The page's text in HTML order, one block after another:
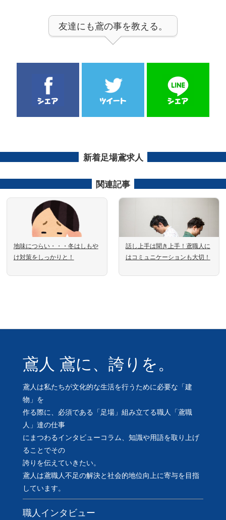
友達にも鳶の事を教える。
新着足場鳶求人
関連記事
地味につらい・・・冬はしもや
け対策をしっかりと！
話し上手は聞き上手！鳶職人に
はコミュニケーションも大切！
鳶人 鳶に、誇りを。
鳶人は私たちが文化的な生活を行うために必要な「建
物」を
作る際に、必須である「足場」組み立てる職人「鳶職
人」達の仕事
にまつわるインタビューコラム、知識や用語を取り上げ
ることでその
誇りを伝えていきたい。
鳶人は鳶職人不足の解決と社会的地位向上に寄与を目指
しています。
職人インタビュー